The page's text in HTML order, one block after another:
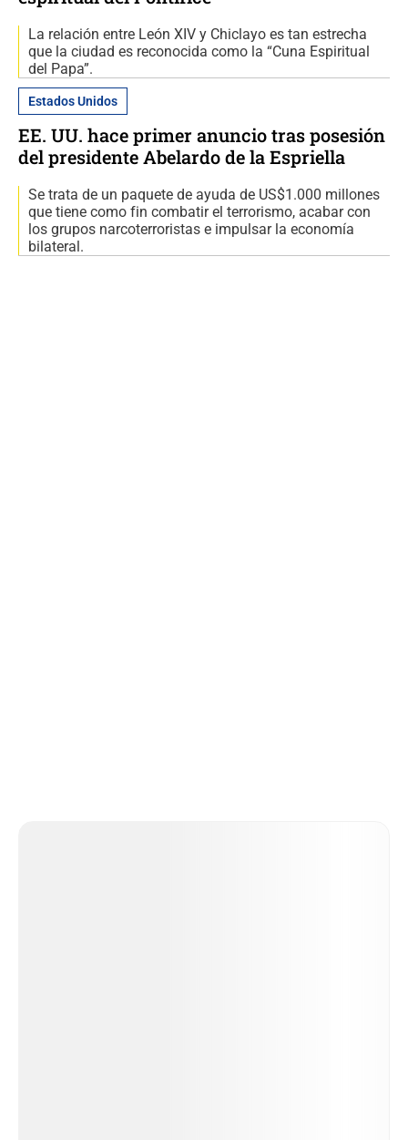
La relación entre León XIV y Chiclayo es tan estrecha
que la ciudad es reconocida como la “Cuna Espiritual
del Papa”.
Estados Unidos
EE. UU. hace primer anuncio tras posesión
del presidente Abelardo de la Espriella
Se trata de un paquete de ayuda de US$1.000 millones
que tiene como fin combatir el terrorismo, acabar con
los grupos narcoterroristas e impulsar la economía
bilateral.